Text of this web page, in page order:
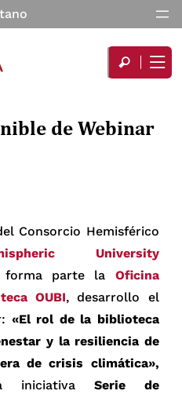
de Webinar
Consorcio Hemisférico
University
parte la Oficina
OUBI, desarrollo el
«El rol de la biblioteca
y la resiliencia de
de crisis climática»,
iniciativa Serie de